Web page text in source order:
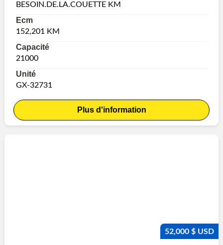
BESOIN.DE.LA.COUETTE KM
Ecm
152,201 KM
Capacité
21000
Unité
GX-32731
Plus d'information
52,000 $ USD